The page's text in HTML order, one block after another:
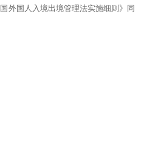
外国人入境出境管理法实施细则》同